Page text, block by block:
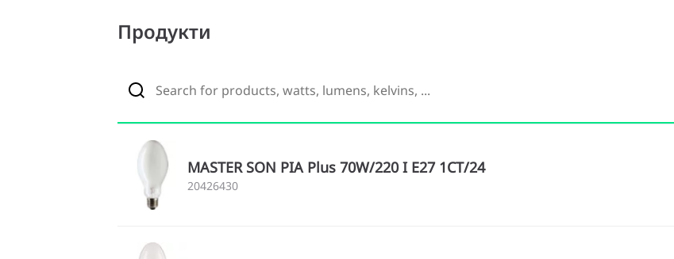
Продукти
MASTER SON PIA Plus 70W/220 I E27 1CT/24
20426430